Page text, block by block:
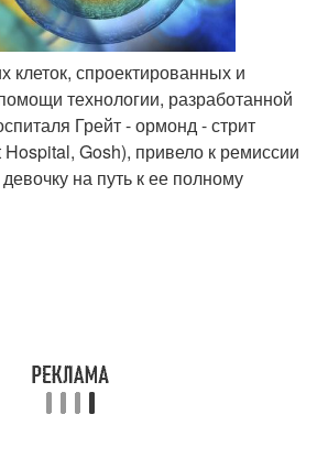
клеток, спроектированных и
технологии, разработанной
Грейт - ормонд - стрит
Gosh), привело к ремиссии
на путь к ее полному